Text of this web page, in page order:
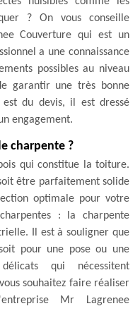
? On vous conseille
Couverture qui est un
a une connaissance
possibles au niveau
garantir une très bonne
du devis, il est dressé
engagement.
charpente ?
qui constitue la toiture.
être parfaitement solide
optimale pour votre
: la charpente
Il est à souligner que
pour une pose ou une
qui nécessitent
souhaitez faire réaliser
Mr Lagrenee